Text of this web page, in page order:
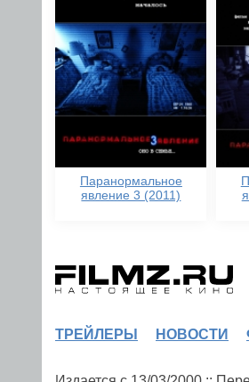
Паранормальное
явление 3 (2011)
ТРЕЙЛЕРЫ НОВОСТИ